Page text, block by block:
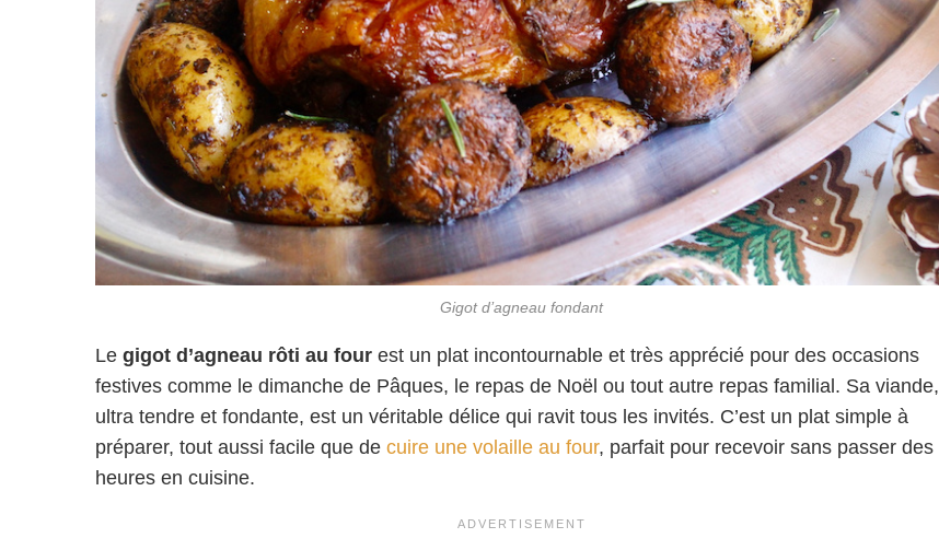
Gigot d’agneau fondant
Le gigot d’agneau rôti au four est un plat incontournable et très apprécié pour des occasions
festives comme le dimanche de Pâques, le repas de Noël ou tout autre repas familial. Sa viande,
ultra tendre et fondante, est un véritable délice qui ravit tous les invités. C’est un plat simple à
préparer, tout aussi facile que de cuire une volaille au four, parfait pour recevoir sans passer des
heures en cuisine.